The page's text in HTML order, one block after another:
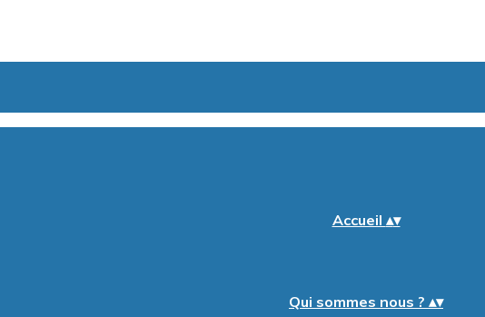
Accueil ▴▾
Qui sommes nous ? ▴▾